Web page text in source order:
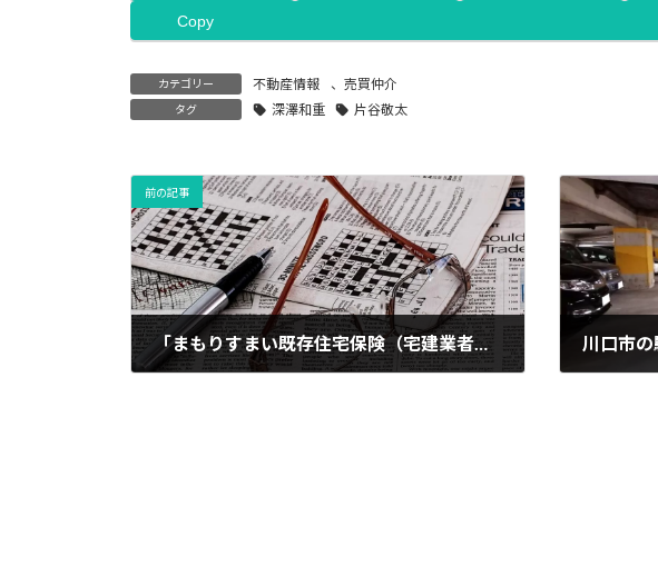
Copy
カテゴリー 不動産情報 、 売買仲介
タグ 深澤和重 片谷敬太
前の記事
「まもりすまい既存住宅保険（宅建業者売主型）」加入のお知らせ 川口市